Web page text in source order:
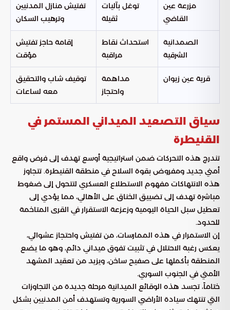
مزرعة عين
القاضي
توغل بآليات
ثقيلة
تفتيش منازل المدنيين
وترهيب السكان
الصمدانية
الشرقية
استحداث نقاط
مراقبة
إقامة حاجز تفتيش
مؤقت
قرية عين زيوان
مداهمة
واحتجاز
توقيف شاب والتحقيق
معه لساعات
سياق التصعيد الميداني المستمر في
القنيطرة
تندرج هذه التحركات ضمن استراتيجية أوسع تهدف إلى فرض واقع
أمني جديد ومفروض بقوة السلاح في منطقة القنيطرة. تتجاوز
هذه الانتهاكات مفهوم الاستطلاع العسكري لتتحول إلى ضغوط
مباشرة تهدف إلى تضييق الخناق على الأهالي، مما يؤدي إلى
تعطيل سبل الحياة اليومية وزعزعة الاستقرار في القرى المتاخمة
للحدود.
إن الاستمرار في هذه الممارسات، من تفتيش واحتجاز عشوائي،
يعكس رغبة الاحتلال في تثبيت تفوق ميداني دائم، وهو ما يضع
المنطقة بأكملها على صفيح ساخن، ويزيد من تعقيد المشهد
الأمني في الجنوب السوري.
ختاماً، تجسد هذه الوقائع الميدانية مرحلة جديدة من التجاوزات
التي تنتهك سيادة الأراضي السورية وتستهدف أمن المدنيين بشكل